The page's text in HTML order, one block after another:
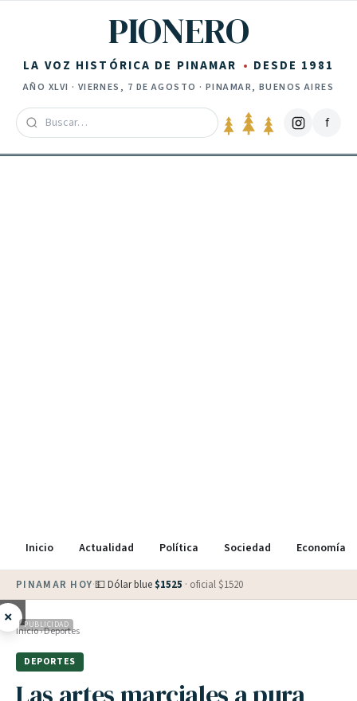
PIONERO
LA VOZ HISTÓRICA DE PINAMAR DESDE 1981
AÑO XLVI · VIERNES, 7 DE AGOSTO · PINAMAR, BUENOS AIRES
f
Inicio Actualidad Política Sociedad Economía
PINAMAR HOY·💵 Dólar blue $1525 · oficial $1520
× PUBLICIDAD
Inicio›Deportes
DEPORTES